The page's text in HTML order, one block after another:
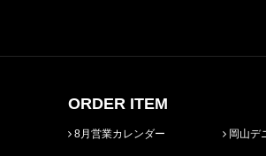
ORDER ITEM
8月営業カレンダー 岡山デ